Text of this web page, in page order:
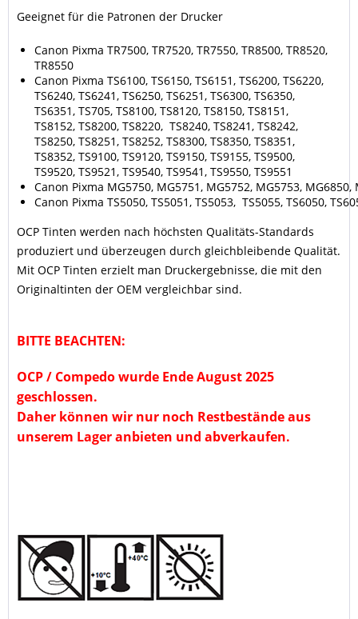
Geeignet für die Patronen der Drucker
Canon Pixma TR7500, TR7520, TR7550, TR8500, TR8520,
TR8550
Canon Pixma TS6100, TS6150, TS6151, TS6200, TS6220,
TS6240, TS6241, TS6250, TS6251, TS6300, TS6350,
TS6351, TS705, TS8100, TS8120, TS8150, TS8151,
TS8152, TS8200, TS8220, TS8240, TS8241, TS8242,
TS8250, TS8251, TS8252, TS8300, TS8350, TS8351,
TS8352, TS9100, TS9120, TS9150, TS9155, TS9500,
TS9520, TS9521, TS9540, TS9541, TS9550, TS9551
Canon Pixma MG5750, MG5751, MG5752, MG5753,
Canon Pixma TS5050, TS5051, TS5053, TS5055, TS6050,
OCP Tinten werden nach höchsten Qualitäts-Standards
produziert und überzeugen durch gleichbleibende Qualität.
Mit OCP Tinten erzielt man Druckergebnisse, die mit den
Originaltinten der OEM vergleichbar sind.
BITTE BEACHTEN:
OCP / Compedo wurde Ende August 2025
geschlossen.
Daher können wir nur noch Restbestände aus
unserem Lager anbieten und abverkaufen.